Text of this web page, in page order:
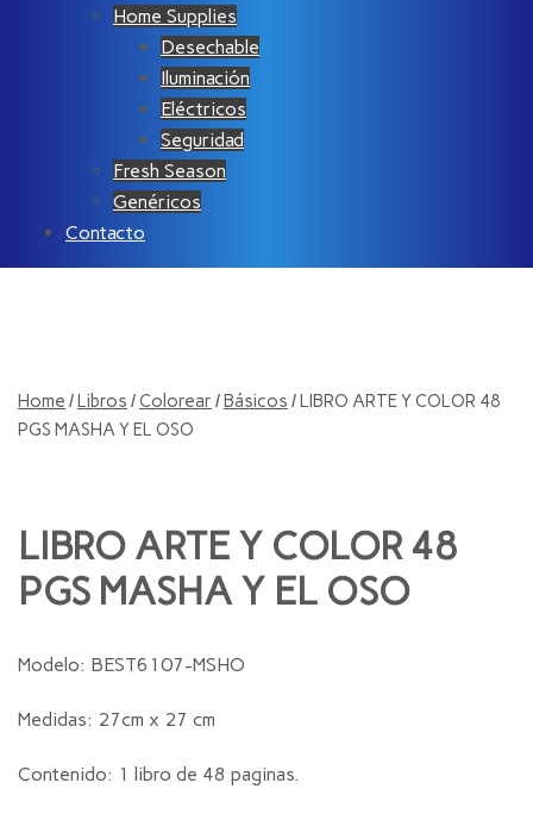
Home Supplies
Desechable
Iluminación
Eléctricos
Seguridad
Fresh Season
Genéricos
Contacto
Home /Libros /Colorear /Básicos / LIBRO ARTE Y COLOR 48
PGS MASHA Y EL OSO
LIBRO ARTE Y COLOR 48
PGS MASHA Y EL OSO
Modelo: BEST6107-MSHO
Medidas: 27cm x 27 cm
Contenido: 1 libro de 48 paginas.